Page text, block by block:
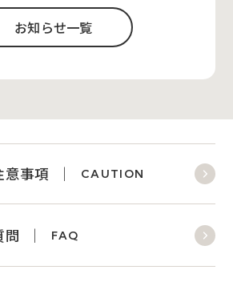
お知らせ一覧
意事項 CAUTION
問 FAQ